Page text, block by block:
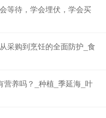
等待，学会埋伏，学会买
采购到烹饪的全面防护_食
营养吗？_种植_季延海_叶